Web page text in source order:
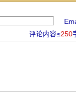
评论内容≤250